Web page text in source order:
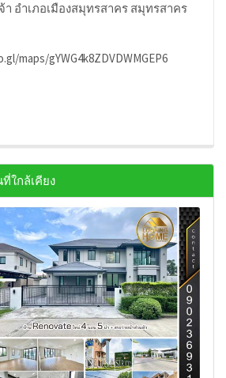
า อำเภอเมืองสมุทรสาคร สมุทรสาคร
maps/gYWG4k8ZDVDWMGEP6
ใกล้เคียง